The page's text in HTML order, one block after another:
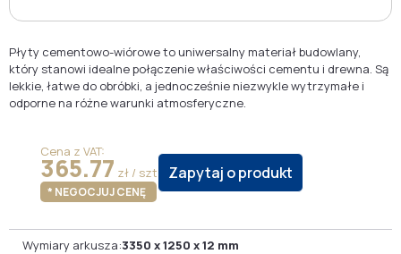
Płyty cementowo-wiórowe to uniwersalny materiał budowlany,
który stanowi idealne połączenie właściwości cementu i drewna. Są
lekkie, łatwe do obróbki, a jednocześnie niezwykle wytrzymałe i
odporne na różne warunki atmosferyczne.
Cena z VAT:
365.77 zł / szt
* NEGOCJUJ CENĘ
Zapytaj o produkt
Wymiary arkusza:3350 x 1250 x 12 mm